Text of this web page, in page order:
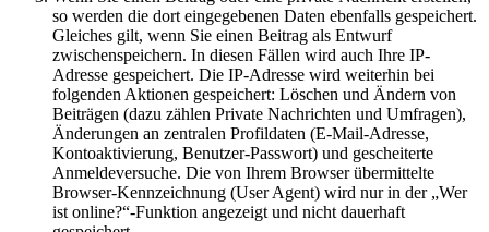
so werden die dort eingegebenen Daten ebenfalls gespeichert.
Gleiches gilt, wenn Sie einen Beitrag als Entwurf
zwischenspeichern. In diesen Fällen wird auch Ihre IP-
Adresse gespeichert. Die IP-Adresse wird weiterhin bei
folgenden Aktionen gespeichert: Löschen und Ändern von
Beiträgen (dazu zählen Private Nachrichten und Umfragen),
Änderungen an zentralen Profildaten (E-Mail-Adresse,
Kontoaktivierung, Benutzer-Passwort) und gescheiterte
Anmeldeversuche. Die von Ihrem Browser übermittelte
Browser-Kennzeichnung (User Agent) wird nur in der „Wer
ist online?“-Funktion angezeigt und nicht dauerhaft